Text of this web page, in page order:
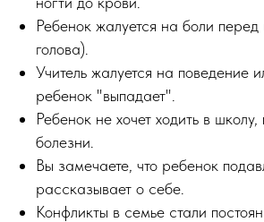
Ребенок жалуется на боли перед
голова).
Учитель жалуется на поведение
ребенок "выпадает".
Ребенок не хочет ходить в
болезни.
Вы замечаете, что ребенок
рассказывает о себе.
Конфликты в семье стали